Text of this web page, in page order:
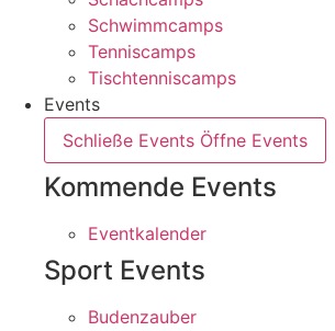
Schwimmcamps
Tenniscamps
Tischtenniscamps
Events
Schließe Events Öffne Events
Kommende Events
Eventkalender
Sport Events
Budenzauber